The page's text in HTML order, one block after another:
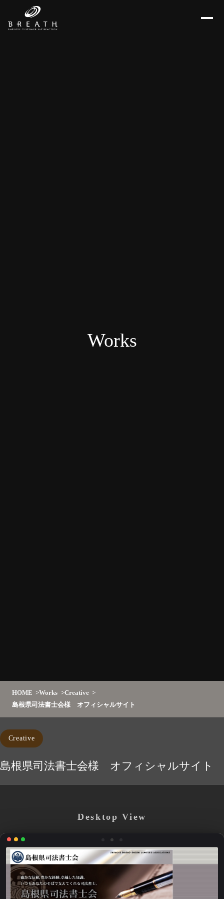
Works
HOME Works
Creative
島根県司法書士会様 オフィシャルサイト
Creative
島根県司法書士会様 オフィシャルサイト
Desktop View